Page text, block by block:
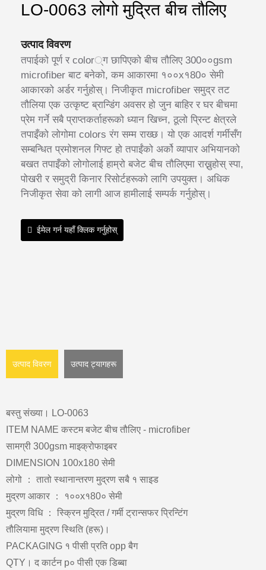
LO-0063 लोगो मुद्रित बीच तौलिए
उत्पाद विवरण
तपाईको पूर्ण र color्ग छापिएको बीच तौलिए 300००gsm
microfiber बाट बनेको, कम आकारमा १००x१80० सेमी
आकारको अर्डर गर्नुहोस्। निजीकृत microfiber समुद्र तट
तौलिया एक उत्कृष्ट ब्रान्डिंग अवसर हो जुन बाहिर र घर बीचमा
प्रेम गर्ने सबै प्राप्तकर्ताहरूको ध्यान खिच्न, ठूलो प्रिन्ट क्षेत्रले
तपाइँको लोगोमा colors रंग सम्म राख्छ। यो एक आदर्श गर्मीसँग
सम्बन्धित प्रमोशनल गिफ्ट हो तपाईंको अर्को व्यापार अभियानको
बखत तपाइँको लोगोलाई हाम्रो बजेट बीच तौलिएमा राख्नुहोस् स्पा,
पोखरी र समुद्री किनार रिसोर्टहरूको लागि उपयुक्त। अधिक
निजीकृत सेवा को लागी आज हामीलाई सम्पर्क गर्नुहोस्।
ईमेल गर्न यहाँ क्लिक गर्नुहोस्
उत्पाद विवरण उत्पाद ट्यागहरू
बस्तु संख्या। LO-0063
ITEM NAME कस्टम बजेट बीच तौलिए - microfiber
सामग्री 300gsm माइक्रोफाइबर
DIMENSION 100x180 सेमी
लोगो ： तातो स्थानान्तरण मुद्रण सबै १ साइड
मुद्रण आकार ： १००x१80० सेमी
मुद्रण विधि ： स्क्रिन मुद्रित / गर्मी ट्रान्सफर प्रिन्टिंग
तौलियामा मुद्रण स्थिति (हरू)।
PACKAGING १ पीसी प्रति opp बैग
QTY। द कार्टन p० पीसी एक डिब्बा